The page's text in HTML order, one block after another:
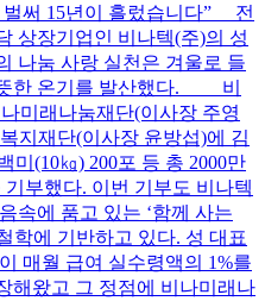
벌써 15년이 흘렀습니다” 전
상장기업인 비나텍(주)의 성
나눔 사랑 실천은 겨울로 들
뜻한 온기를 발산했다. 비
미래나눔재단(이사장 주영
지재단(이사장 윤방섭)에 김
미(10㎏) 200포 등 총 2000만
부했다. 이번 기부도 비나텍
속에 품고 있는 ‘함께 사는
학에 기반하고 있다. 성 대표
매월 급여 실수령액의 1%를
해왔고 그 정점에 비나미래나